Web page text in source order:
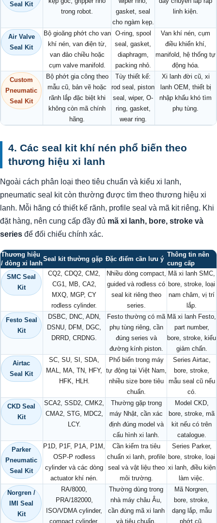
Seal Kit
trong robot.
gasket, seal
cho ngàm kẹp.
linh kiện.
Air Valve
Seal Kit
Bộ gioăng phớt cho van
khí nén, van điện từ,
van đảo chiều hoặc
cụm valve manifold.
O-ring, spool
seal, gasket,
diaphragm,
packing nhỏ.
Van khí nén, cụm
điều khiển khí,
manifold, hệ thống tự
động hóa.
Custom
Pneumatic
Seal Kit
Bộ phớt gia công theo
mẫu cũ, bản vẽ hoặc
rãnh lắp đặc biệt khi
không còn mã chính
hãng.
Tùy thiết kế:
rod seal, piston
seal, wiper, O-
ring, gasket,
wear ring.
Xi lanh đời cũ, xi
lanh OEM, thiết bị
nhập khẩu khó tìm
phụ tùng.
4. Các seal kit khí nén phổ biến theo
thương hiệu xi lanh
Ngoài cách phân loại theo tiêu chuẩn và kiểu xi lanh,
pneumatic seal kit còn thường được tìm theo thương hiệu xi
lanh. Mỗi hãng có thiết kế rãnh, profile seal và mã kit riêng. Khi
đặt hàng, nên cung cấp đầy đủ mã xi lanh, bore, stroke và
series để đối chiếu chính xác.
Thương hiệu
/ dòng xi lanh
Seal kit thường gặp Đặc điểm cần lưu ý
Thông tin nên
cung cấp
SMC Seal
Kit
CQ2, CDQ2, CM2,
CG1, MB, CA2,
MXQ, MGP, CY
rodless cylinder.
Nhiều dòng compact,
guided và rodless có
seal kit riêng theo
series.
Mã xi lanh SMC,
bore, stroke, loại
nam châm, vị trí
lắp.
Festo Seal
Kit
DSBC, DNC, ADN,
DSNU, DFM, DGC,
DRRD, CRDNG.
Festo thường có mã
phụ tùng riêng, cần
đúng series và
đường kính piston.
Mã xi lanh Festo,
part number,
bore, stroke, kiểu
giảm chấn.
Airtac
Seal Kit
SC, SU, SI, SDA,
MAL, MA, TN, HFY,
HFK, HLH.
Phổ biến trong máy
tự động tại Việt Nam,
nhiều size bore tiêu
chuẩn.
Series Airtac,
bore, stroke,
mẫu seal cũ nếu
có.
CKD Seal
Kit
SCA2, SSD2, CMK2,
CMA2, STG, MDC2,
LCY.
Thường gặp trong
máy Nhật, cần xác
định đúng model và
cấu hình xi lanh.
Model CKD,
bore, stroke, mã
kit nếu có trên
catalogue.
Parker
Pneumatic
Seal Kit
P1D, P1F, P1A, P1M,
OSP-P rodless
cylinder và các dòng
actuator khí nén.
Cần kiểm tra tiêu
chuẩn xi lanh, profile
seal và vật liệu theo
môi trường.
Series Parker,
bore, stroke, loại
xi lanh, điều kiện
làm việc.
Norgren /
IMI Seal
Kit
RA/8000,
PRA/182000,
ISO/VDMA cylinder,
compact cylinder.
Thường dùng trong
nhà máy châu Âu,
cần đúng mã xi lanh
và tiêu chuẩn.
Mã Norgren,
bore, stroke,
dạng lắp, mẫu
phớt cũ.